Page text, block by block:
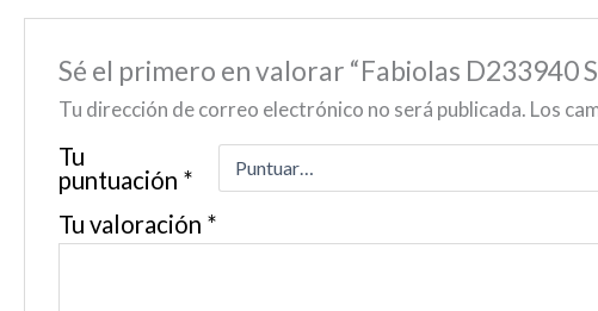
Sé el primero en valorar “Fabiolas D233940
Tu dirección de correo electrónico no será publicada. Los
Tu
puntuación *
Tu valoración *